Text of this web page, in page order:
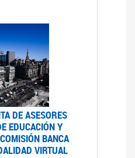
DE ASESORES
EDUCACIÓN Y
BANCA
VIRTUAL